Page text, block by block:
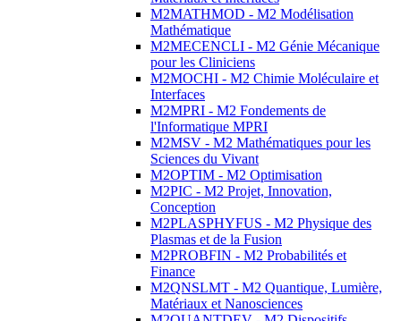
M2MATHMOD - M2 Modélisation
Mathématique
M2MECENCLI - M2 Génie Mécanique
pour les Cliniciens
M2MOCHI - M2 Chimie Moléculaire et
Interfaces
M2MPRI - M2 Fondements de
l'Informatique MPRI
M2MSV - M2 Mathématiques pour les
Sciences du Vivant
M2OPTIM - M2 Optimisation
M2PIC - M2 Projet, Innovation,
Conception
M2PLASPHYFUS - M2 Physique des
Plasmas et de la Fusion
M2PROBFIN - M2 Probabilités et
Finance
M2QNSLMT - M2 Quantique, Lumière,
Matériaux et Nanosciences